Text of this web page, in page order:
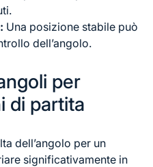
Una posizione stabile può
dell’angolo.
per
di partita
dell’angolo per un
significativamente in